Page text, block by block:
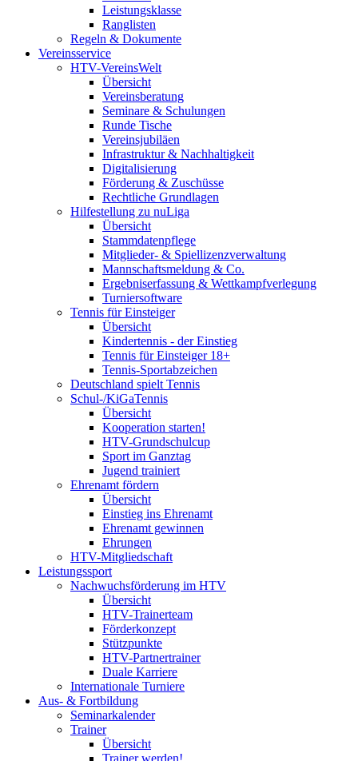
Leistungsklasse
Ranglisten
Regeln & Dokumente
Vereinsservice
HTV-VereinsWelt
Übersicht
Vereinsberatung
Seminare & Schulungen
Runde Tische
Vereinsjubiläen
Infrastruktur & Nachhaltigkeit
Digitalisierung
Förderung & Zuschüsse
Rechtliche Grundlagen
Hilfestellung zu nuLiga
Übersicht
Stammdatenpflege
Mitglieder- & Spiellizenzverwaltung
Mannschaftsmeldung & Co.
Ergebniserfassung & Wettkampfverlegung
Turniersoftware
Tennis für Einsteiger
Übersicht
Kindertennis - der Einstieg
Tennis für Einsteiger 18+
Tennis-Sportabzeichen
Deutschland spielt Tennis
Schul-/KiGaTennis
Übersicht
Kooperation starten!
HTV-Grundschulcup
Sport im Ganztag
Jugend trainiert
Ehrenamt fördern
Übersicht
Einstieg ins Ehrenamt
Ehrenamt gewinnen
Ehrungen
HTV-Mitgliedschaft
Leistungssport
Nachwuchsförderung im HTV
Übersicht
HTV-Trainerteam
Förderkonzept
Stützpunkte
HTV-Partnertrainer
Duale Karriere
Internationale Turniere
Aus- & Fortbildung
Seminarkalender
Trainer
Übersicht
Trainer werden!